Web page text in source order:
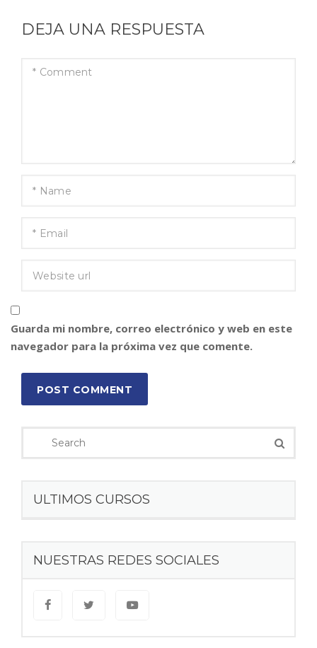
DEJA UNA RESPUESTA
Guarda mi nombre, correo electrónico y web en este
navegador para la próxima vez que comente.
POST COMMENT
ULTIMOS CURSOS
NUESTRAS REDES SOCIALES